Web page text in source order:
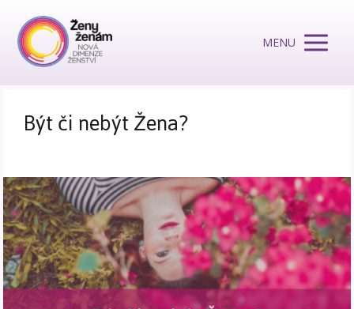
MENU
Být či nebýt Žena?